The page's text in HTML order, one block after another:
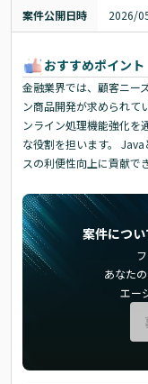
案件公開日時 2026/
おすすめポイント
金融業界では、顧客ニー
ン商品開発が求められて
ンライン処理機能強化を
な役割を担います。
スの利便性向上に貢献で
案件につ
あなた
エー